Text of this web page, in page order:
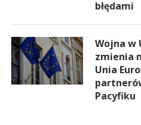
błędami
Wojna w
zmienia
Unia
Pacyfiku